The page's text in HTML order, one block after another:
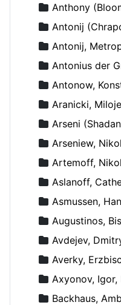
Anthony
Antonij
Antonij,
Antonius der
Antonow,
Aranicki,
Arseni
Arseniew,
Artemoff,
Aslanoff,
Asmussen,
Augustinos,
Avdejev,
Averky,
Axyonov,
Backhaus,